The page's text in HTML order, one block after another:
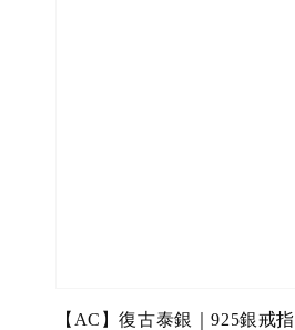
【AC】復古泰銀｜925銀戒指